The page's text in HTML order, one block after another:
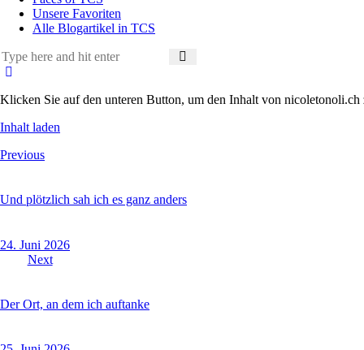
Unsere Favoriten
Alle Blogartikel in TCS
Klicken Sie auf den unteren Button, um den Inhalt von nicoletonoli.ch
Inhalt laden
Beitragsnavigation
Previous
Und plötzlich sah ich es ganz anders
24. Juni 2026
Next
Der Ort, an dem ich auftanke